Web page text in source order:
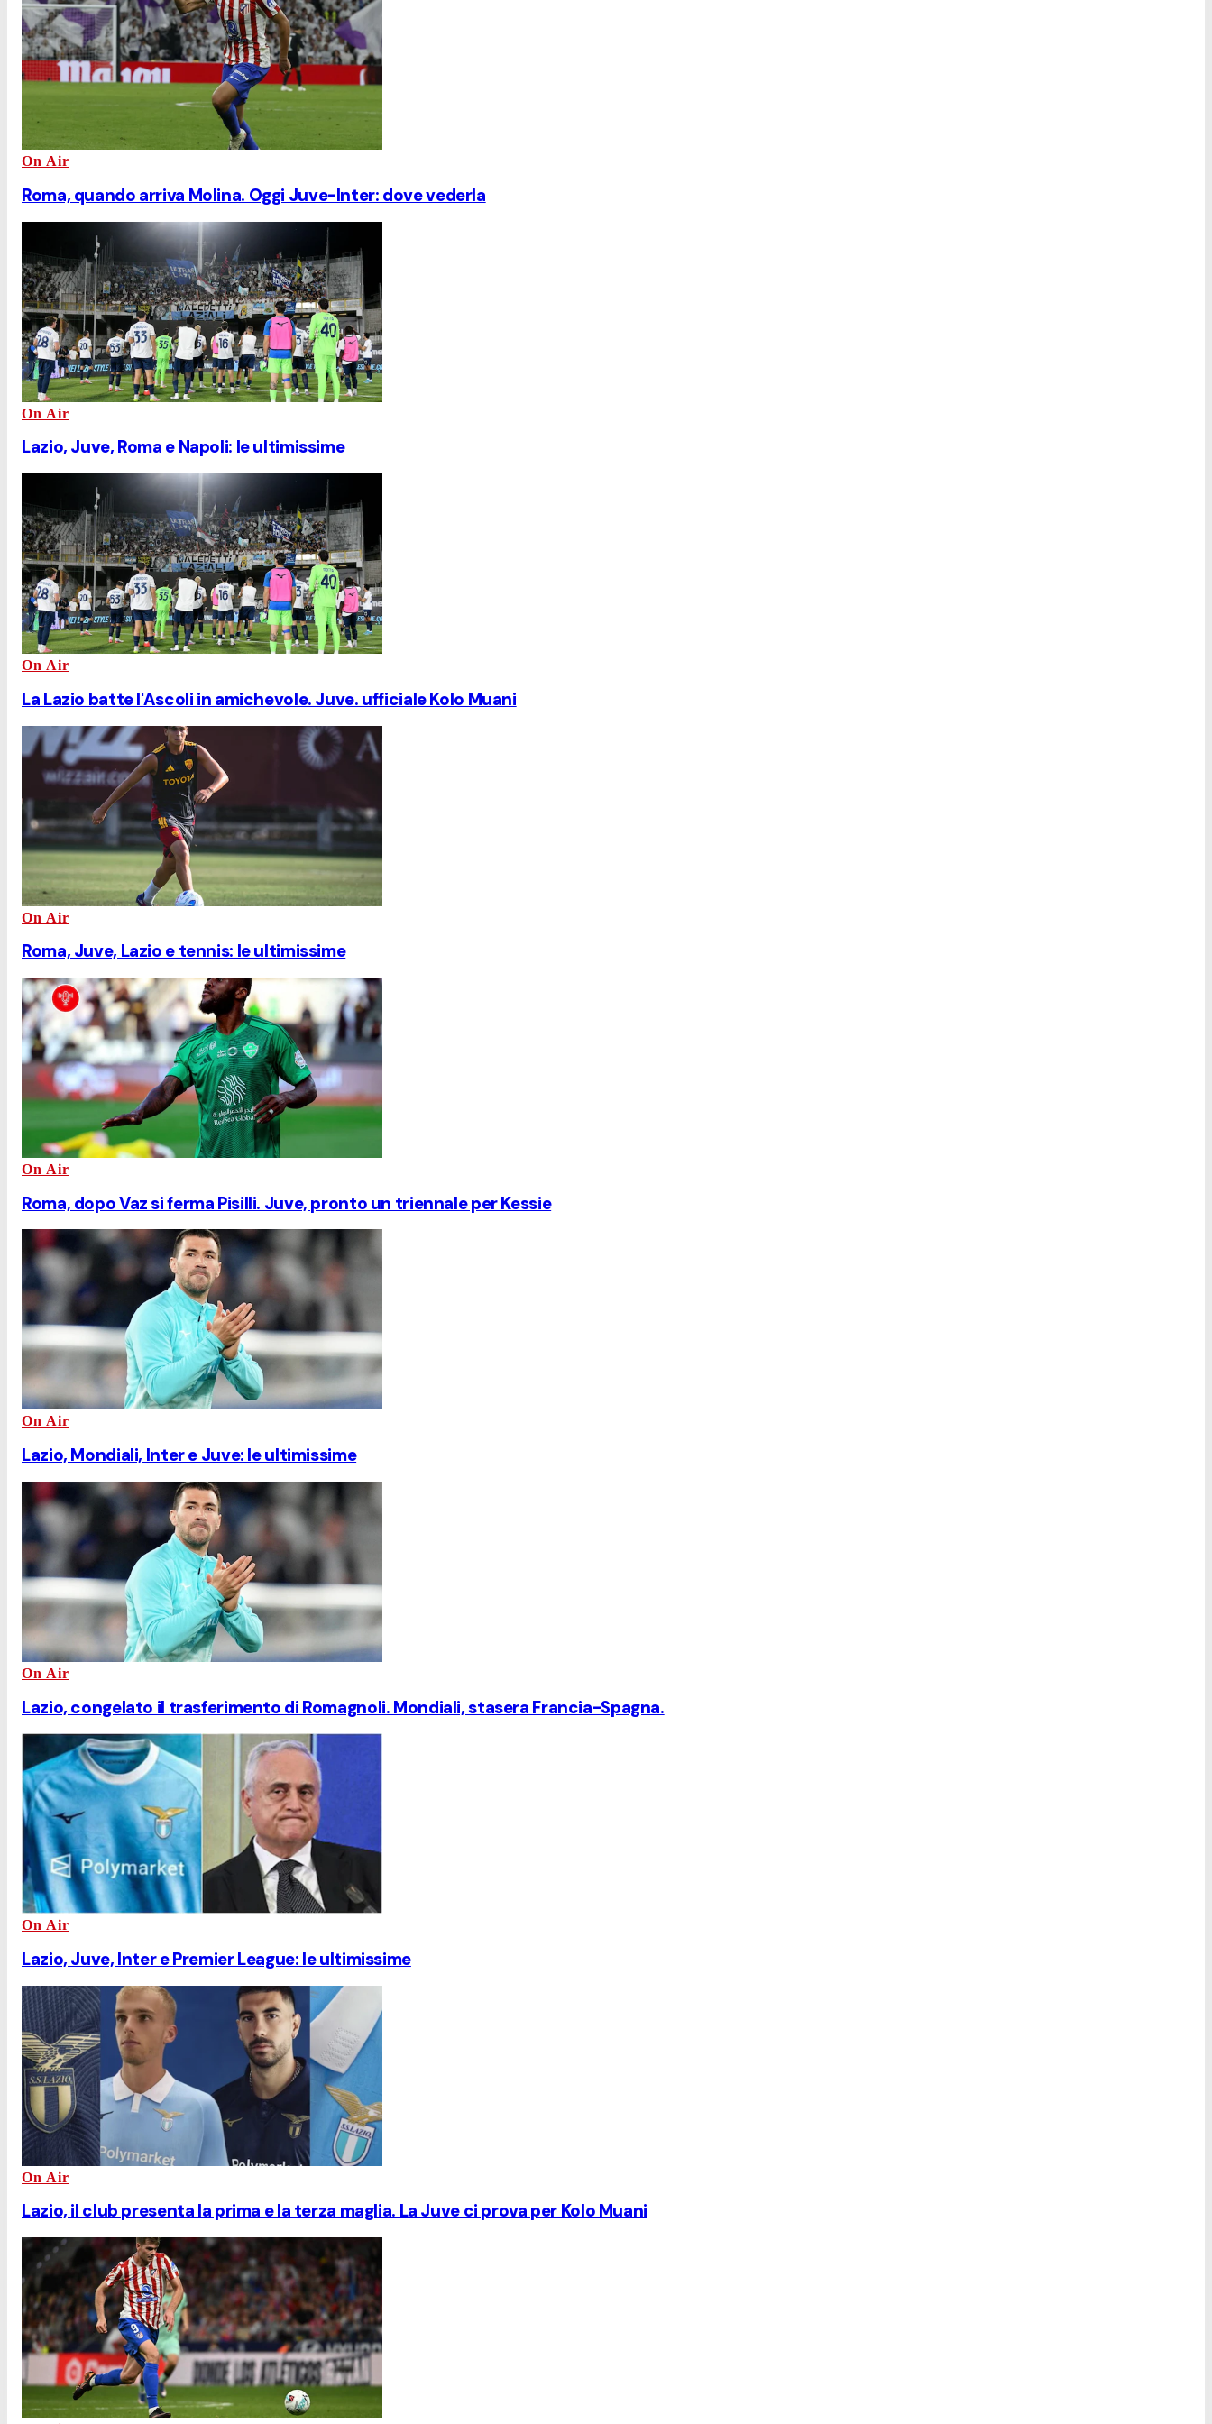
On Air
Roma, quando arriva Molina. Oggi Juve-Inter: dove vederla
On Air
Lazio, Juve, Roma e Napoli: le ultimissime
On Air
La Lazio batte l'Ascoli in amichevole. Juve. ufficiale Kolo Muani
On Air
Roma, Juve, Lazio e tennis: le ultimissime
On Air
Roma, dopo Vaz si ferma Pisilli. Juve, pronto un triennale per Kessie
On Air
Lazio, Mondiali, Inter e Juve: le ultimissime
On Air
Lazio, congelato il trasferimento di Romagnoli. Mondiali, stasera Francia-Spagna.
On Air
Lazio, Juve, Inter e Premier League: le ultimissime
On Air
Lazio, il club presenta la prima e la terza maglia. La Juve ci prova per Kolo Muani